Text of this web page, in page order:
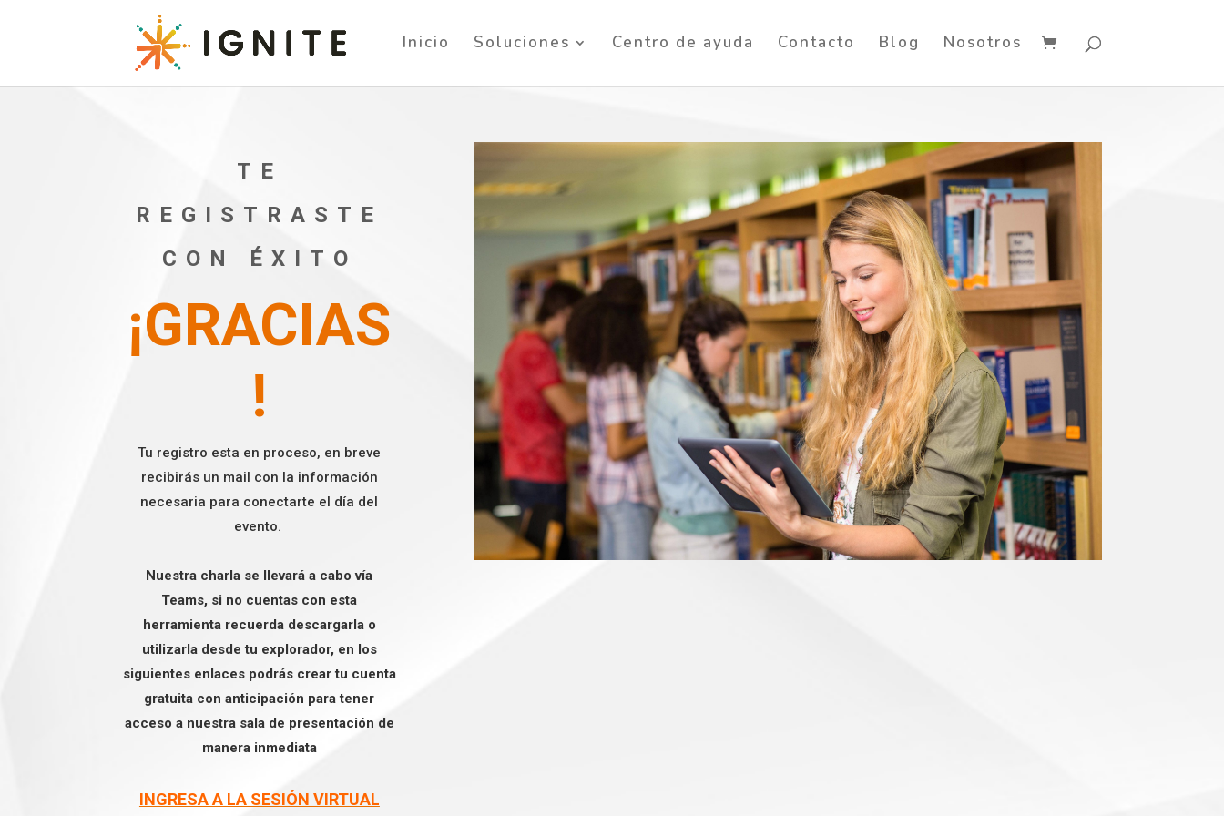
Inicio Soluciones Centro de ayuda Contacto Blog Nosotros
TE
REGISTRASTE
CON ÉXITO
¡GRACIAS
!
Tu registro esta en proceso, en breve
recibirás un mail con la información
necesaria para conectarte el día del
evento.
Nuestra charla se llevará a cabo vía
Teams, si no cuentas con esta
herramienta recuerda descargarla o
utilizarla desde tu explorador, en los
siguientes enlaces podrás crear tu cuenta
gratuita con anticipación para tener
acceso a nuestra sala de presentación de
manera inmediata
INGRESA A LA SESIÓN VIRTUAL